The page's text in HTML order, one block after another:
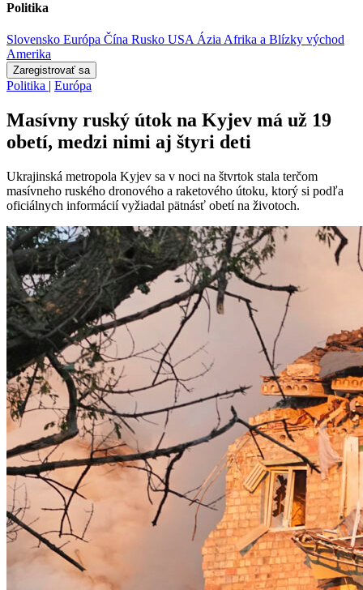
Politika
Slovensko Európa Čína Rusko USA ÁziaAfrika a Blízky východ
Amerika
Zaregistrovať sa
Politika | Európa
Masívny ruský útok na Kyjev má už 19
obetí, medzi nimi aj štyri deti
Ukrajinská metropola Kyjev sa v noci na štvrtok stala terčom
masívneho ruského dronového a raketového útoku, ktorý si podľa
oficiálnych informácií vyžiadal pätnásť obetí na životoch.